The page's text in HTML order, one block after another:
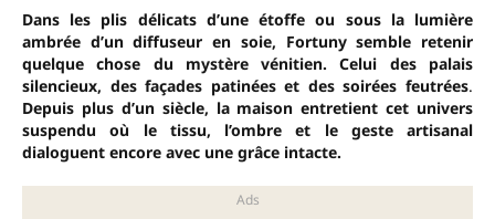
Dans les plis délicats d’une étoffe ou sous la lumière
ambrée d’un diffuseur en soie, Fortuny semble retenir
quelque chose du mystère vénitien. Celui des palais
silencieux, des façades patinées et des soirées feutrées.
Depuis plus d’un siècle, la maison entretient cet univers
suspendu où le tissu, l’ombre et le geste artisanal
dialoguent encore avec une grâce intacte.